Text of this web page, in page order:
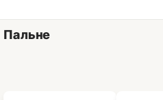
Пальне